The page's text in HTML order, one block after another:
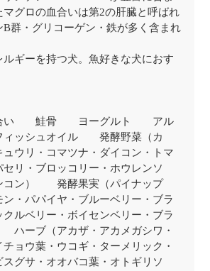
マグロの血合いは第2の肝臓と呼ばれ
B群・グリコーゲン・鉄が多く含まれ
ギーを持つ犬。魚好きな犬におす
い 鮭骨 ヨーグルト アル
ッシュオイル 発酵野菜（カ
ュウリ・コマツナ・ダイコン・トマ
セリ・ブロッコリー・ホウレンソ
コン） 発酵果実（パイナップ
ン・パパイヤ・ブルーベリー・ブラ
クルベリー・ボイセンベリー・ブラ
ーブ（アカザ・アカメガシワ・
ョウ葉・ウコギ・ターメリック・
グサ・オオバコ葉・オトギリソ